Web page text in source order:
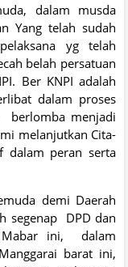
dalam musda
Yang telah sudah
yg telah
belah persatuan
Ber KNPI adalah
dalam proses
berlomba menjadi
melanjutkan Cita-
dalam peran serta
demi Daerah
segenap DPD dan
Mabar ini, dalam
barat ini,